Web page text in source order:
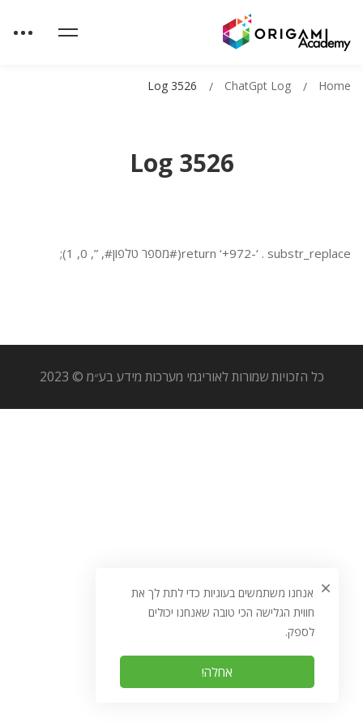
Log 3526
Home
ChatGpt Log
Log 3526
return ‘+972-‘ . substr_replace(#מספר טלפון#, ”, 0, 1);
כל הזכויות שמורות לאוריגמי מערכות מידע בע״מ © 2023
אנחנו משתמשים בעוגיות כדי לתת לך את
חווית הגלישה הכי טובה שאנחנו יכולים
לספק.
אחלה!